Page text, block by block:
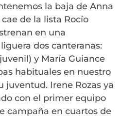
la baja de Anna
cae de la lista Rocío
en una
dos canteranas:
y María Guiance
habituales en nuestro
juventud. Irene Rozas ya
con el primer equipo
campaña en cuartos de